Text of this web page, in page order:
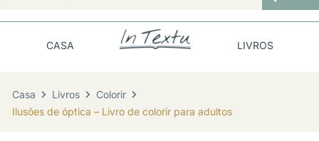
CASA LIVROS
Casa Livros
Colorir
Ilusões de óptica – Livro de colorir para adultos